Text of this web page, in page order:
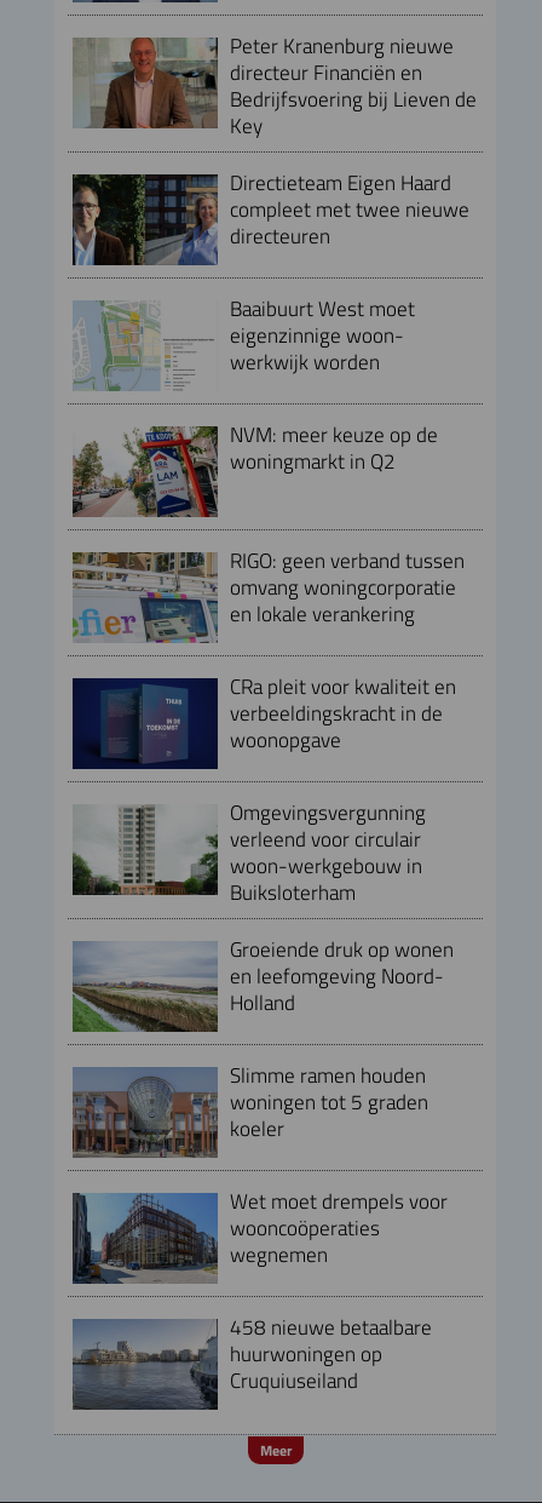
Peter Kranenburg nieuwe
directeur Financiën en
Bedrijfsvoering bij Lieven de
Key
Directieteam Eigen Haard
compleet met twee nieuwe
directeuren
Baaibuurt West moet
eigenzinnige woon-
werkwijk worden
NVM: meer keuze op de
woningmarkt in Q2
RIGO: geen verband tussen
omvang woningcorporatie
en lokale verankering
CRa pleit voor kwaliteit en
verbeeldingskracht in de
woonopgave
Omgevingsvergunning
verleend voor circulair
woon-werkgebouw in
Buiksloterham
Groeiende druk op wonen
en leefomgeving Noord-
Holland
Slimme ramen houden
woningen tot 5 graden
koeler
Wet moet drempels voor
wooncoöperaties
wegnemen
458 nieuwe betaalbare
huurwoningen op
Cruquiuseiland
Meer